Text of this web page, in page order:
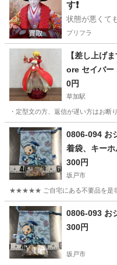
す❗️
状態が悪くて
プリフラ
【差し上げ
ore セイバー
ア
0円
草加駅
・定型文の方、返信が遅い方はお
埼玉 草加市 フ
0806-094 お
着袋、キー
300円
坂戸市
★★★★★ ご自宅にある不要品を是非
埼玉 坂戸市
0806-093 お
300円
坂戸市